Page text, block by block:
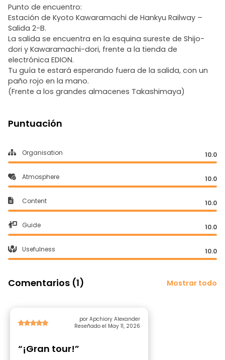
Punto de encuentro:
Estación de Kyoto Kawaramachi de Hankyu Railway –
Salida 2-B.
La salida se encuentra en la esquina sureste de Shijo-
dori y Kawaramachi-dori, frente a la tienda de
electrónica EDION.
Tu guía te estará esperando fuera de la salida, con un
paño rojo en la mano.
(Frente a los grandes almacenes Takashimaya)
Puntuación
Organisation 10.0
Atmosphere 10.0
Content 10.0
Guide 10.0
Usefulness 10.0
Comentarios (1) Mostrar todo
por Apchiory Alexander
Reseñado el May 11, 2026
“¡Gran tour!”